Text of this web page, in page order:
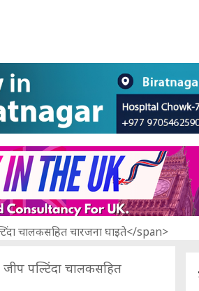
पल्टिंदा चालकसहित